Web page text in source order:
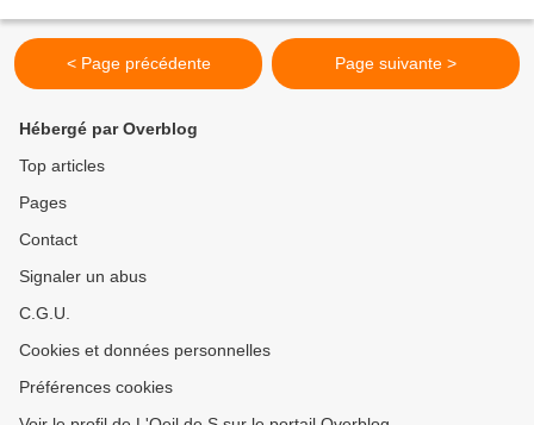
< Page précédente Page suivante >
Hébergé par Overblog
Top articles
Pages
Contact
Signaler un abus
C.G.U.
Cookies et données personnelles
Préférences cookies